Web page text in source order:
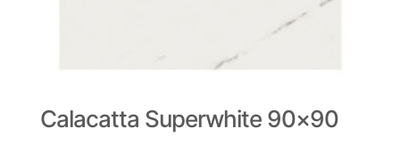
Calacatta Superwhite 90×90